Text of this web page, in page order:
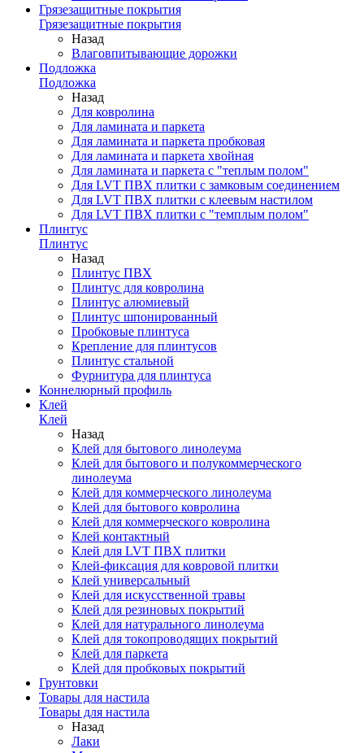
Грязезащитные покрытия
Грязезащитные покрытия
Назад
Влаговпитывающие дорожки
Подложка
Подложка
Назад
Для ковролина
Для ламината и паркета
Для ламината и паркета пробковая
Для ламината и паркета хвойная
Для ламината и паркета с "теплым полом"
Для LVT ПВХ плитки с замковым соединением
Для LVT ПВХ плитки с клеевым настилом
Для LVT ПВХ плитки с "темплым полом"
Плинтус
Плинтус
Назад
Плинтус ПВХ
Плинтус для ковролина
Плинтус алюмиевый
Плинтус шпонированный
Пробковые плинтуса
Крепление для плинтусов
Плинтус стальной
Фурнитура для плинтуса
Коннелюрный профиль
Клей
Клей
Назад
Клей для бытового линолеума
Клей для бытового и полукоммерческого
линолеума
Клей для коммерческого линолеума
Клей для бытового ковролина
Клей для коммерческого ковролина
Клей контактный
Клей для LVT ПВХ плитки
Клей-фиксация для ковровой плитки
Клей универсальный
Клей для искусственной травы
Клей для резиновых покрытий
Клей для натурального линолеума
Клей для токопроводящих покрытий
Клей для паркета
Клей для пробковых покрытий
Грунтовки
Товары для настила
Товары для настила
Назад
Лаки